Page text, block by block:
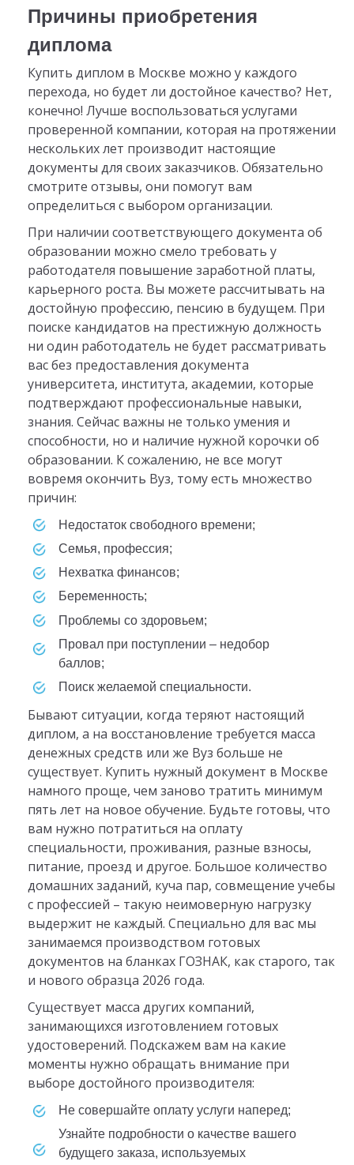
Причины приобретения
диплома
Купить диплом в Москве можно у каждого
перехода, но будет ли достойное качество? Нет,
конечно! Лучше воспользоваться услугами
проверенной компании, которая на протяжении
нескольких лет производит настоящие
документы для своих заказчиков. Обязательно
смотрите отзывы, они помогут вам
определиться с выбором организации.
При наличии соответствующего документа об
образовании можно смело требовать у
работодателя повышение заработной платы,
карьерного роста. Вы можете рассчитывать на
достойную профессию, пенсию в будущем. При
поиске кандидатов на престижную должность
ни один работодатель не будет рассматривать
вас без предоставления документа
университета, института, академии, которые
подтверждают профессиональные навыки,
знания. Сейчас важны не только умения и
способности, но и наличие нужной корочки об
образовании. К сожалению, не все могут
вовремя окончить Вуз, тому есть множество
причин:
недостаток свободного времени;
семья, профессия;
нехватка финансов;
беременность;
проблемы со здоровьем;
провал при поступлении – недобор
баллов;
поиск желаемой специальности.
Бывают ситуации, когда теряют настоящий
диплом, а на восстановление требуется масса
денежных средств или же Вуз больше не
существует. Купить нужный документ в Москве
намного проще, чем заново тратить минимум
пять лет на новое обучение. Будьте готовы, что
вам нужно потратиться на оплату
специальности, проживания, разные взносы,
питание, проезд и другое. Большое количество
домашних заданий, куча пар, совмещение учебы
с профессией – такую неимоверную нагрузку
выдержит не каждый. Специально для вас мы
занимаемся производством готовых
документов на бланках ГОЗНАК, как старого, так
и нового образца 2026 года.
Существует масса других компаний,
занимающихся изготовлением готовых
удостоверений. Подскажем вам на какие
моменты нужно обращать внимание при
выборе достойного производителя:
не совершайте оплату услуги наперед;
узнайте подробности о качестве вашего
будущего заказа, используемых